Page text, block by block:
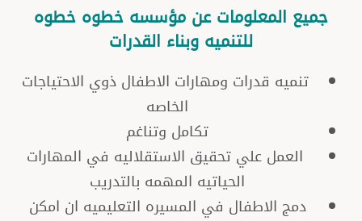
جميع المعلومات عن مؤسسه خطوه خطوه
للتنميه وبناء القدرات
تنميه قدرات ومهارات الاطفال ذوي الاحتياجات
الخاصه
تكامل وتناغم
العمل علي تحقيق الاستقلاليه في المهارات
الحياتيه المهمه بالتدريب
دمج الاطفال في المسيره التعليميه ان امكن